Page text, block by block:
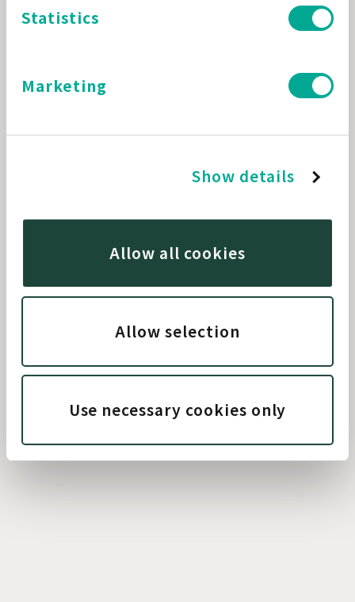
Statistics
Marketing
Show details
Allow all cookies
Allow selection
Use necessary cookies only